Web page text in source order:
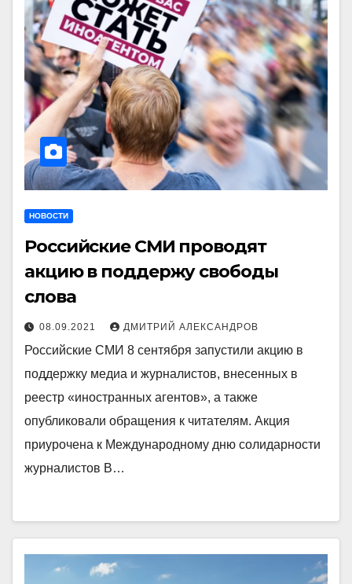
НОВОСТИ
Российские СМИ проводят
акцию в поддержу свободы
слова
08.09.2021 ДМИТРИЙ АЛЕКСАНДРОВ
Российские СМИ 8 сентября запустили акцию в
поддержку медиа и журналистов, внесенных в
реестр «иностранных агентов», а также
опубликовали обращения к читателям. Акция
приурочена к Международному дню солидарности
журналистов В…